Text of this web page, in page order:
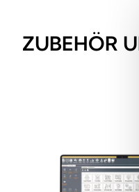
ZUBEHÖR